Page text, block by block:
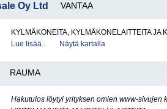
Oy Ltd VANTAA
KYLMÄKONEITA, KYLMÄKONELAITTEITA JA
Lue lisää..
Näytä kartalla
RAUMA
Hakutulos löytyi yrityksen omien www-sivujen